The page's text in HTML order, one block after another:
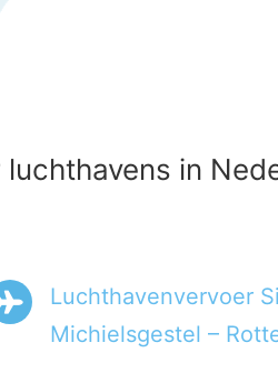
in
Luchthavenvervoer
Michielsgestel –